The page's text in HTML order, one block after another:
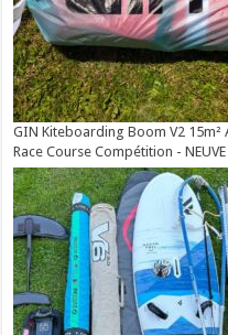
GIN Kiteboarding Boom V2 15m²
Race Course Compétition - NEUVE